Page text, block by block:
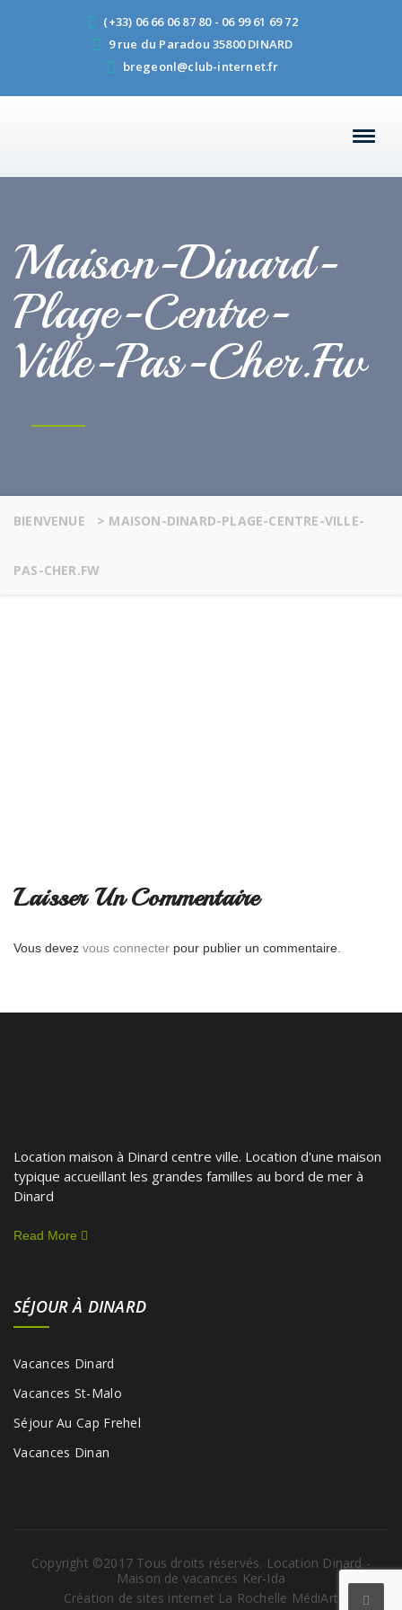
(+33) 06 66 06 87 80 - 06 99 61 69 72
9 rue du Paradou 35800 DINARD
bregeonl@club-internet.fr
Maison-Dinard-
Plage-Centre-
Ville-Pas-Cher.fw
BIENVENUE > MAISON-DINARD-PLAGE-CENTRE-VILLE-
PAS-CHER.FW
Laisser Un Commentaire
Vous devez vous connecter pour publier un commentaire.
Location maison à Dinard centre ville. Location d'une maison
typique accueillant les grandes familles au bord de mer à
Dinard
Read More
SÉJOUR À DINARD
Vacances Dinard
Vacances St-Malo
Séjour Au Cap Frehel
Vacances Dinan
Copyright ©2017 Tous droits réservés. Location Dinard -
Maison de vacances Ker-Ida
Création de sites internet La Rochelle MédiArt